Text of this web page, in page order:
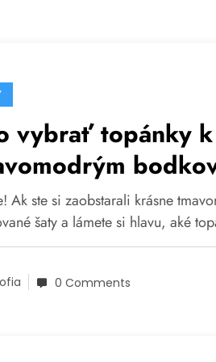
vybrať topánky k
Ak ste si zaobstarali krásne
šaty a lámete si hlavu, aké
0 Comments